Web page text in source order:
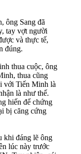
ông Sang đã
tay vợt người
và thực tế,
đúng.
thua cuộc, ông
thua cũng
với Tiến Minh là
là như thế.
hiến để chứng
bị căng cứng
khi đáng lẽ ông
lúc này trước